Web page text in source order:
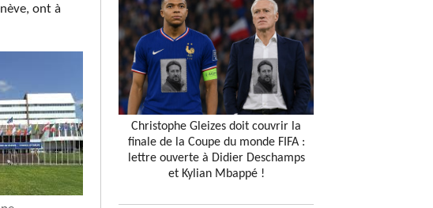
ont à
Christophe Gleizes doit couvrir la
finale de la Coupe du monde FIFA :
lettre ouverte à Didier Deschamps
et Kylian Mbappé !